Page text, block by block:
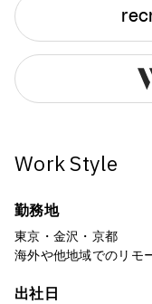
Work Style
勤務地
東京・金沢・京都
海外や他地域でのリモ
出社日